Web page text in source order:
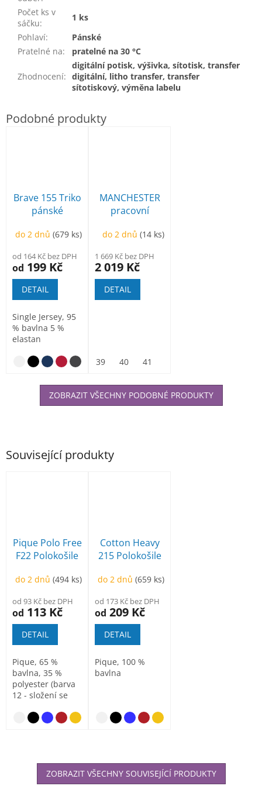
Související produkty
Pique Polo Free
F22 Polokošile
do 2 dnů(494 ks)
od 93 Kč bez DPH
od 113 Kč
DETAIL
Pique, 65 %
bavlna, 35 %
polyester (barva
12 - složení se
bavlna, 15...
nebesky modrá
Cotton Heavy
215 Polokošile
do 2 dnů(659 ks)
od 173 Kč bez DPH
od 209 Kč
DETAIL
Pique, 100 %
bavlna
ZOBRAZIT VŠECHNY SOUVISEJÍCÍ PRODUKTY
Počet ks v
sáčku:
1 ks
Pohlaví:
Pánské
Pratelné na: pratelné na 30 °C
Zhodnocení:
digitální potisk, výšivka, sítotisk, transfer
digitální, litho transfer, transfer
sítotiskový, výměna labelu
Brave 155 Triko
pánské
do 2 dnů(679 ks)
od 164 Kč bez DPH
od 199 Kč
DETAIL
Single Jersey, 95
% bavlna 5 %
elastan
MANCHESTER
pracovní
do 2 dnů(14 ks)
1 669 Kč bez DPH
2 019 Kč
DETAIL
39 40 41
ZOBRAZIT VŠECHNY PODOBNÉ PRODUKTY